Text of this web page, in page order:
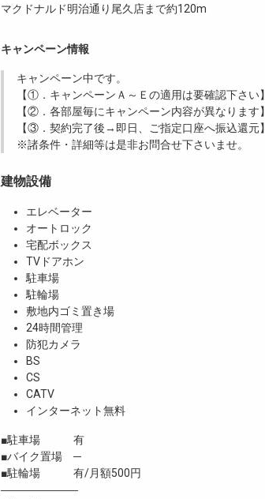
マクドナルド明治通り尾久店まで約120m
キャンペーン情報
キャンペーン中です。
【①．キャンペーンＡ～Ｅの適用は要確認下さい】
【②．各部屋毎にキャンペーン内容が異なります】
【③．契約完了後→即日、ご指定口座へ振込還元】
※諸条件・詳細等は是非お問合せ下さいませ。
建物設備
エレベーター
オートロック
宅配ボックス
TVドアホン
駐車場
駐輪場
敷地内ゴミ置き場
24時間管理
防犯カメラ
BS
CS
CATV
インターネット無料
■駐車場 有
■バイク置場 ─
■駐輪場 有/月額500円
―――――――